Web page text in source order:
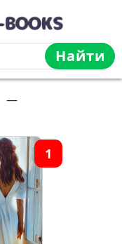
Найти
—
1